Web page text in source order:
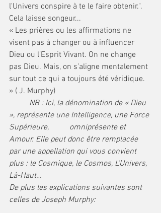
l'Univers conspire à te le faire obtenir.".
Cela laisse songeur...
« Les prières ou les affirmations ne
visent pas à changer ou à influencer
Dieu ou l’Esprit Vivant. On ne change
pas Dieu. Mais, on s’aligne mentalement
sur tout ce qui a toujours été véridique.
» ( J. Murphy)
NB : Ici, la dénomination de « Dieu
», représente une Intelligence, une Force
Supérieure, 	omniprésente et
Amour. Elle peut donc être remplacée
par une appellation qui vous convient
plus : le Cosmique, le Cosmos, L’Univers,
Là-Haut…
De plus les explications suivantes sont
celles de Joseph Murphy: